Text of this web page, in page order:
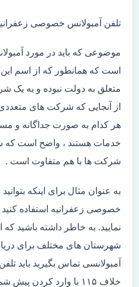
تلفن آمبولانس خصوصی
موضوعی که باید در مورد
است که همانطور که از اسم
متعلق به دولت نبوده و به یک
از آنجایی که شرکت های
هر کدام به صورت جداگانه و
خدمات هستند ، واضح است که
شرکت ها با هم متفاوت است .
به عنوان مثال برای اینکه
خصوصی زعفرانیه استفاده کنید
نمایید. به خاطر داشته باشید که
شهرستان های مختلف برای
آمبولانسی تماس بگیرید باید
خلاف ۱۱۵ با وارد کردن